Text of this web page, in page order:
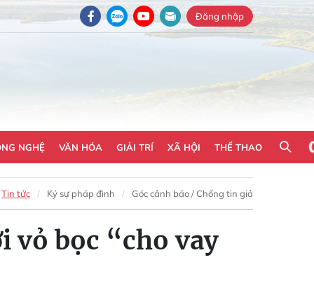
Đăng nhập
NGHỆ VĂN HÓA GIẢI TRÍ XÃ HỘI THỂ THAO
Tin tức Ký sự pháp đình Góc cảnh báo / Chống tin giả
vỏ bọc “cho vay